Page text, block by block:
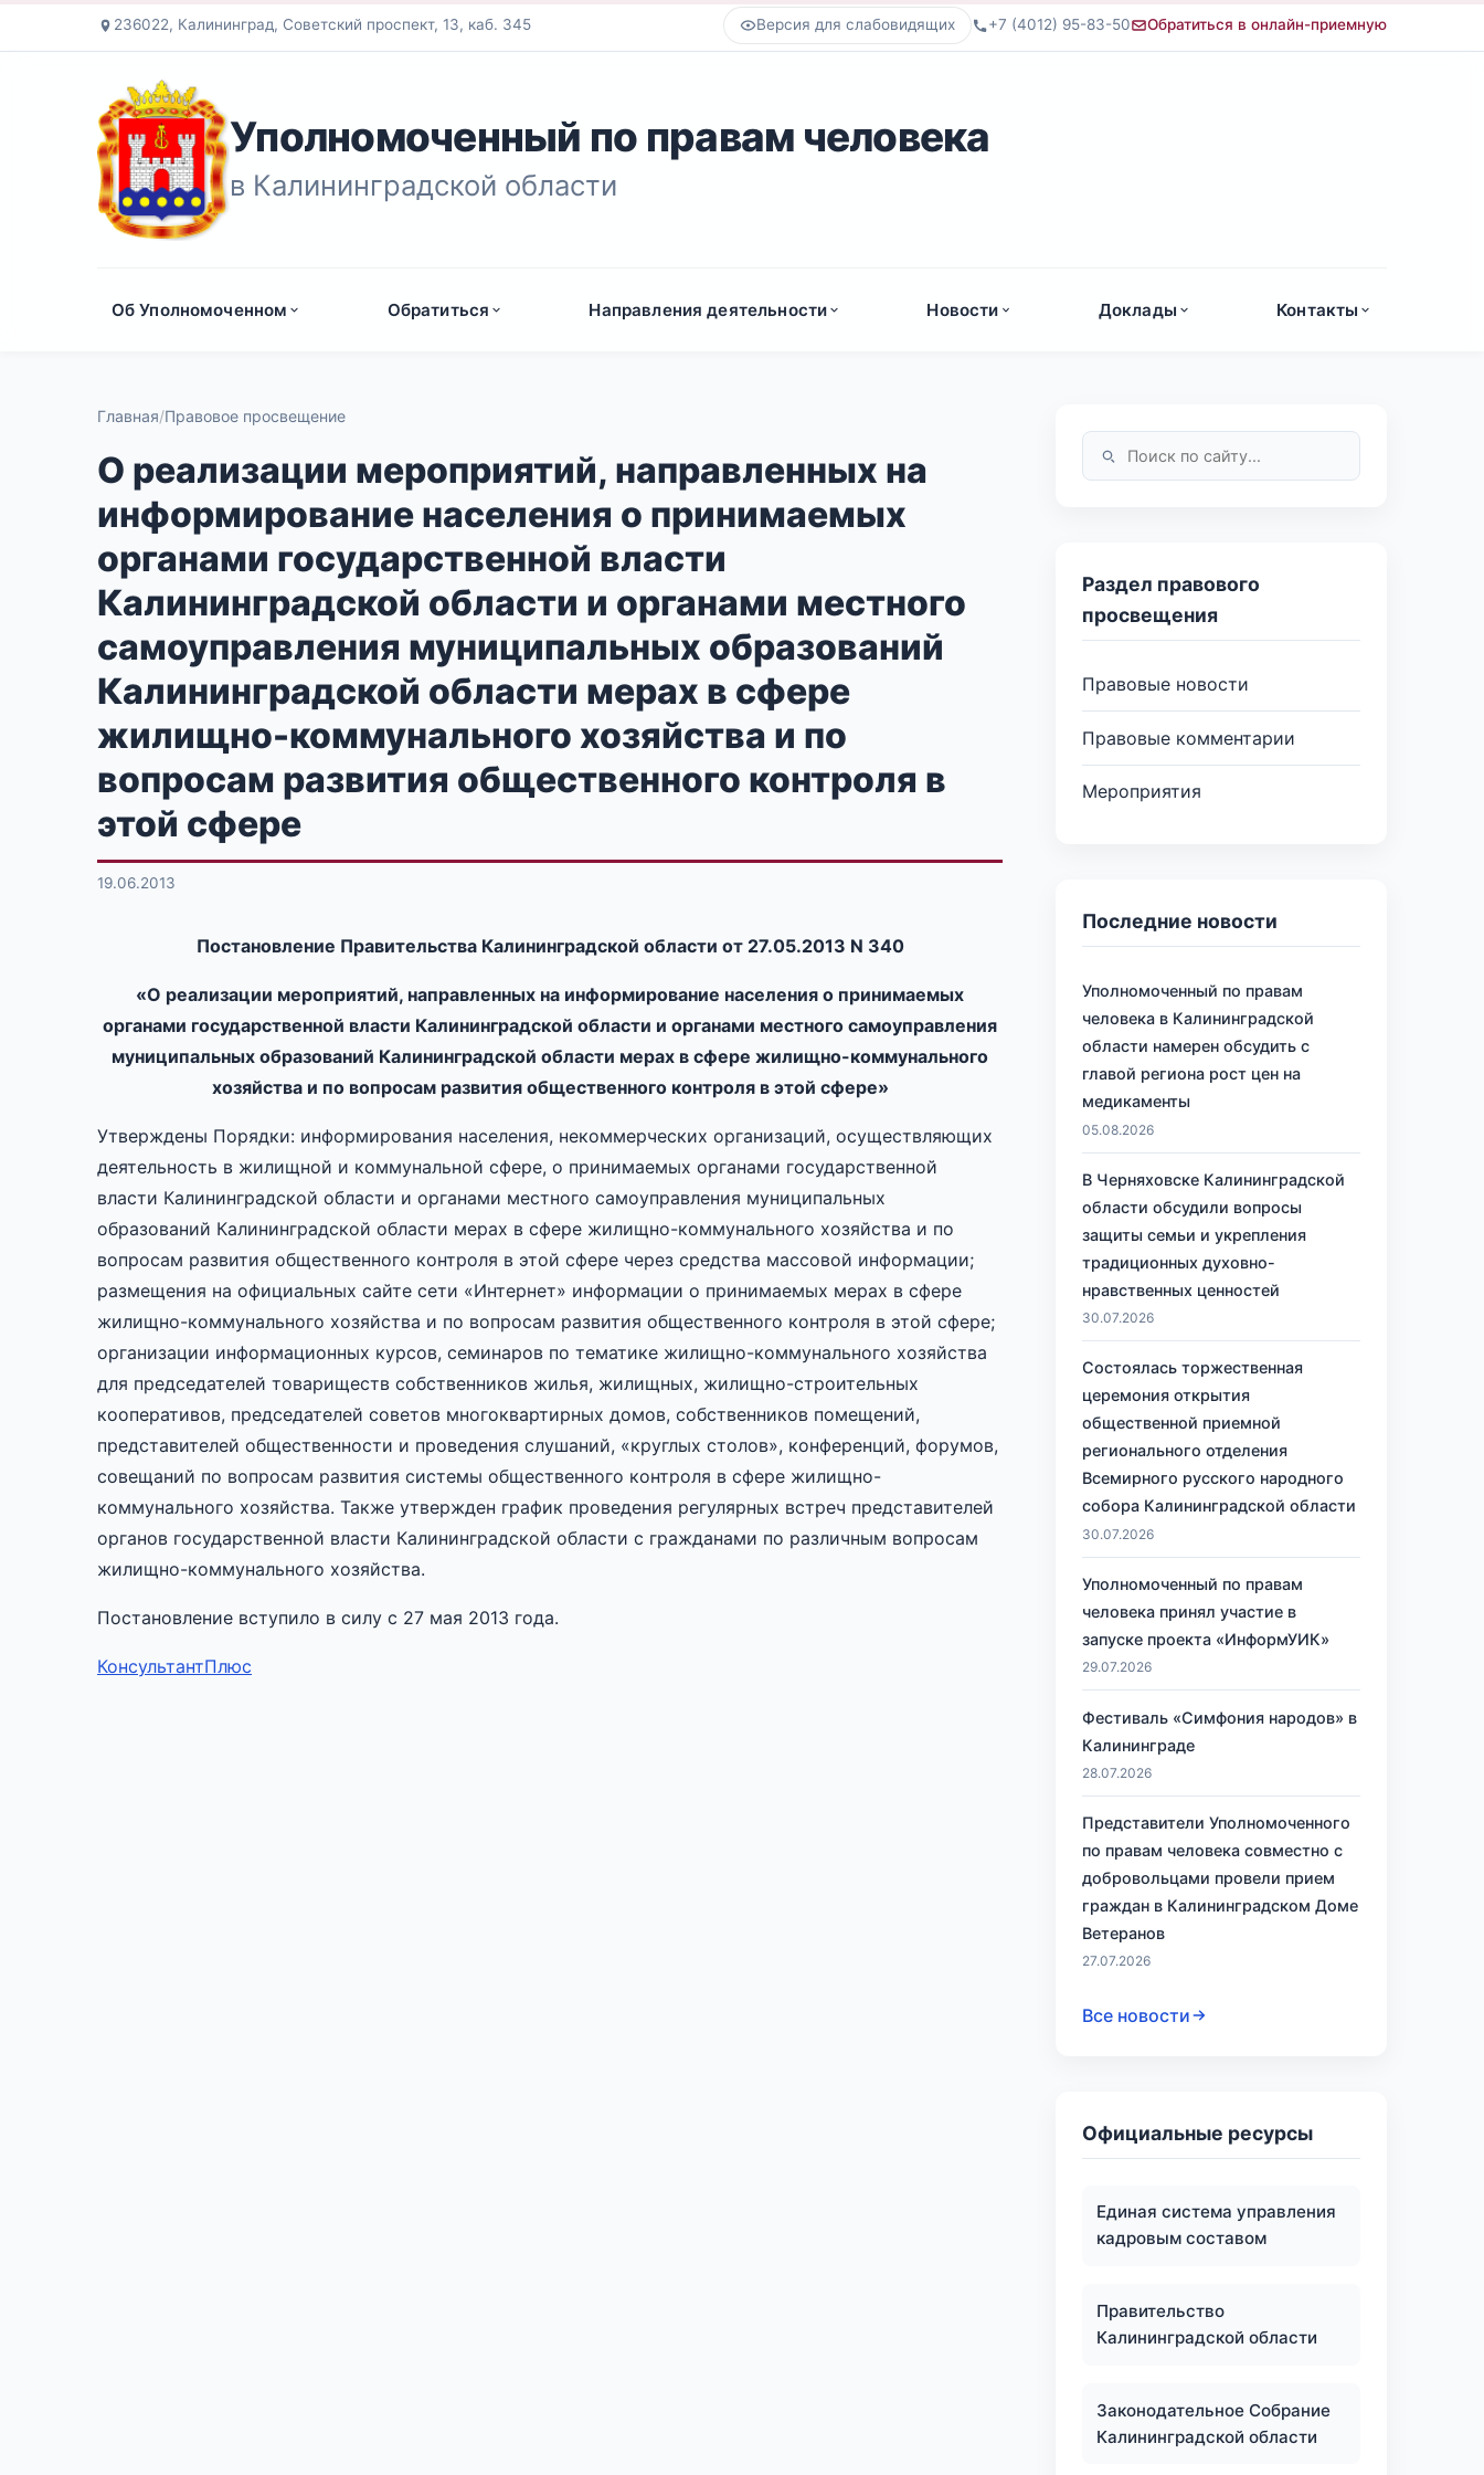
236022, Калининград, Советский проспект, 13, каб. 345 Версия для слабовидящих +7 (4012) 95-83-50 Обратиться в онлайн-приемную
Уполномоченный по правам человека
в Калининградской области
Об Уполномоченном Обратиться Направления деятельности Новости Доклады Контакты
Главная Правовое просвещение
О реализации мероприятий, направленных на
информирование населения о принимаемых
органами государственной власти
Калининградской области и органами местного
самоуправления муниципальных образований
Калининградской области мерах в сфере
жилищно-коммунального хозяйства и по
вопросам развития общественного контроля в
этой сфере
19.06.2013
Постановление Правительства Калининградской области от 27.05.2013 N 340
«О реализации мероприятий, направленных на информирование населения о принимаемых
органами государственной власти Калининградской области и органами местного самоуправления
муниципальных образований Калининградской области мерах в сфере жилищно-коммунального
хозяйства и по вопросам развития общественного контроля в этой сфере»
Утверждены Порядки: информирования населения, некоммерческих организаций, осуществляющих
деятельность в жилищной и коммунальной сфере, о принимаемых органами государственной
власти Калининградской области и органами местного самоуправления муниципальных
образований Калининградской области мерах в сфере жилищно-коммунального хозяйства и по
вопросам развития общественного контроля в этой сфере через средства массовой информации;
размещения на официальных сайте сети «Интернет» информации о принимаемых мерах в сфере
жилищно-коммунального хозяйства и по вопросам развития общественного контроля в этой сфере;
организации информационных курсов, семинаров по тематике жилищно-коммунального хозяйства
для председателей товариществ собственников жилья, жилищных, жилищно-строительных
кооперативов, председателей советов многоквартирных домов, собственников помещений,
представителей общественности и проведения слушаний, «круглых столов», конференций, форумов,
совещаний по вопросам развития системы общественного контроля в сфере жилищно-
коммунального хозяйства. Также утвержден график проведения регулярных встреч представителей
органов государственной власти Калининградской области с гражданами по различным вопросам
жилищно-коммунального хозяйства.
Постановление вступило в силу с 27 мая 2013 года.
КонсультантПлюс
Раздел правового
просвещения
Правовые новости
Правовые комментарии
Мероприятия
Последние новости
Уполномоченный по правам
человека в Калининградской
области намерен обсудить с
главой региона рост цен на
медикаменты
05.08.2026
В Черняховске Калининградской
области обсудили вопросы
защиты семьи и укрепления
традиционных духовно-
нравственных ценностей
30.07.2026
Состоялась торжественная
церемония открытия
общественной приемной
регионального отделения
Всемирного русского народного
собора Калининградской области
30.07.2026
Уполномоченный по правам
человека принял участие в
запуске проекта «ИнформУИК»
29.07.2026
Фестиваль «Симфония народов» в
Калининграде
28.07.2026
Представители Уполномоченного
по правам человека совместно с
добровольцами провели прием
граждан в Калининградском Доме
Ветеранов
27.07.2026
Все новости
Официальные ресурсы
Единая система управления
кадровым составом
Правительство
Калининградской области
Законодательное Собрание
Калининградской области